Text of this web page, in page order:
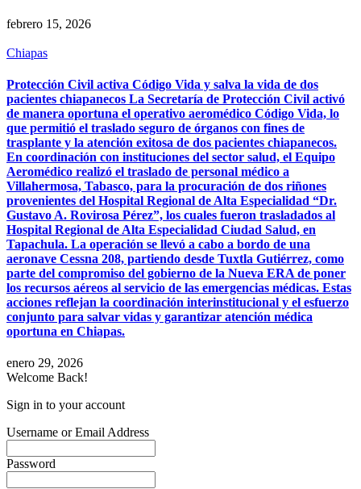
febrero 15, 2026
Chiapas
Protección Civil activa Código Vida y salva la vida de dos
pacientes chiapanecos La Secretaría de Protección Civil activó
de manera oportuna el operativo aeromédico Código Vida, lo
que permitió el traslado seguro de órganos con fines de
trasplante y la atención exitosa de dos pacientes chiapanecos.
En coordinación con instituciones del sector salud, el Equipo
Aeromédico realizó el traslado de personal médico a
Villahermosa, Tabasco, para la procuración de dos riñones
provenientes del Hospital Regional de Alta Especialidad “Dr.
Gustavo A. Rovirosa Pérez”, los cuales fueron trasladados al
Hospital Regional de Alta Especialidad Ciudad Salud, en
Tapachula. La operación se llevó a cabo a bordo de una
aeronave Cessna 208, partiendo desde Tuxtla Gutiérrez, como
parte del compromiso del gobierno de la Nueva ERA de poner
los recursos aéreos al servicio de las emergencias médicas. Estas
acciones reflejan la coordinación interinstitucional y el esfuerzo
conjunto para salvar vidas y garantizar atención médica
oportuna en Chiapas.
enero 29, 2026
Welcome Back!
Sign in to your account
Username or Email Address
Password